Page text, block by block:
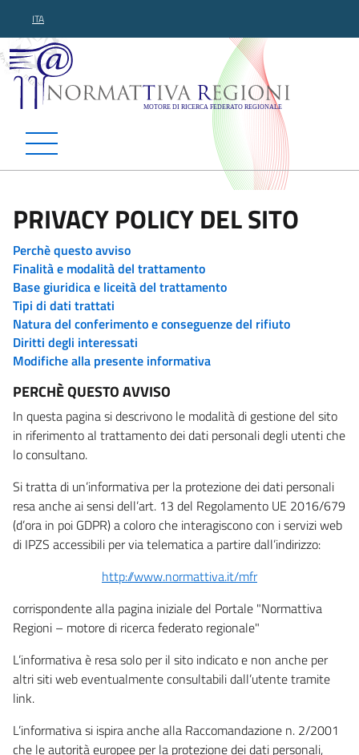
ITA
Normattiva Regioni -
PRIVACY POLICY DEL SITO
Perchè questo avviso
Finalità e modalità del trattamento
Base giuridica e liceità del trattamento
Tipi di dati trattati
Natura del conferimento e conseguenze del rifiuto
Diritti degli interessati
Modifiche alla presente informativa
PERCHÈ QUESTO AVVISO
In questa pagina si descrivono le modalità di gestione del sito
in riferimento al trattamento dei dati personali degli utenti che
lo consultano.
Si tratta di un’informativa per la protezione dei dati personali
resa anche ai sensi dell’art. 13 del Regolamento UE 2016/679
(d’ora in poi GDPR) a coloro che interagiscono con i servizi web
di IPZS accessibili per via telematica a partire dall’indirizzo:
http://www.normattiva.it/mfr
corrispondente alla pagina iniziale del Portale "Normattiva
Regioni – motore di ricerca federato regionale"
L’informativa è resa solo per il sito indicato e non anche per
altri siti web eventualmente consultabili dall’utente tramite
link.
L’informativa si ispira anche alla Raccomandazione n. 2/2001
che le autorità europee per la protezione dei dati personali,